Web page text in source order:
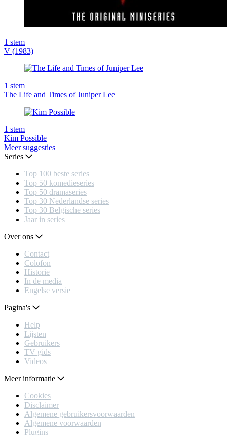
1 stem
V (1983)
1 stem
The Life and Times of Juniper Lee
1 stem
Kim Possible
Meer suggesties
Series
Top 100 beste series
Top 50 komedieseries
Top 50 dramaseries
Top 30 Nederlandse series
Top 30 Belgische series
Jaar in series
Over ons
Contact
Colofon
Historie
In de media
Engelse versie
Pagina's
Help
Lijsten
Gebruikers
TV gids
Videos
Meer informatie
Cookies
Disclaimer
Algemene gebruikersvoorwaarden
Algemene voorwaarden
Plugins